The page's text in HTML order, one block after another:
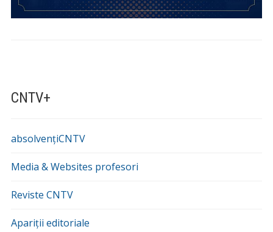
CNTV+
absolvențiCNTV
Media & Websites profesori
Reviste CNTV
Apariții editoriale